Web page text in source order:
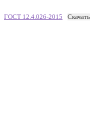
ГОСТ 12.4.026-2015 Скачать